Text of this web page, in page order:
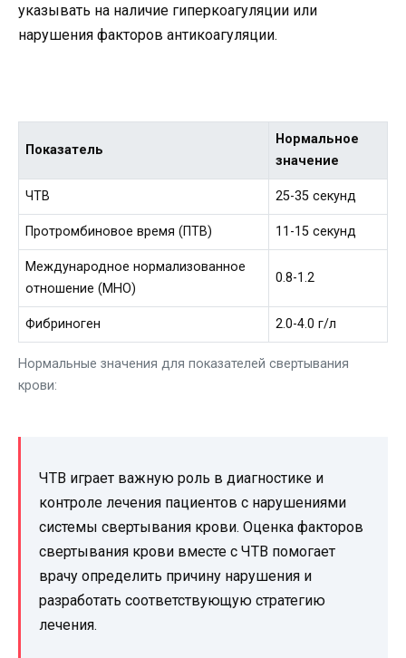
указывать на наличие гиперкоагуляции или
нарушения факторов антикоагуляции.
Нормальные значения для показателей свертывания
крови:
Показатель
Нормальное
значение
ЧТВ 25-35 секунд
Протромбиновое время (ПТВ) 11-15 секунд
Международное нормализованное
отношение (МНО)
0.8-1.2
Фибриноген 2.0-4.0 г/л
ЧТВ играет важную роль в диагностике и
контроле лечения пациентов с нарушениями
системы свертывания крови. Оценка факторов
свертывания крови вместе с ЧТВ помогает
врачу определить причину нарушения и
разработать соответствующую стратегию
лечения.